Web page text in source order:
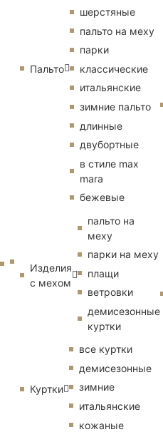
Пальто
шерстяные
пальто на меху
парки
классические
итальянские
зимние пальто
длинные
двубортные
в стиле max
mara
бежевые
Изделия
с мехом
пальто на
меху
парки на меху
плащи
ветровки
демисезонные
куртки
Куртки
все куртки
демисезонные
зимние
итальянские
кожаные